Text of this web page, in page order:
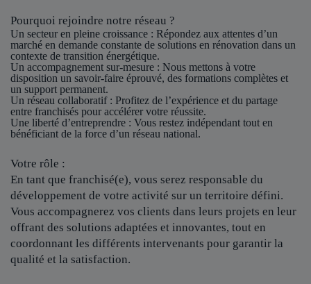
Pourquoi rejoindre notre réseau ?
Un secteur en pleine croissance : Répondez aux attentes d’un
marché en demande constante de solutions en rénovation dans un
contexte de transition énergétique.
Un accompagnement sur-mesure : Nous mettons à votre
disposition un savoir-faire éprouvé, des formations complètes et
un support permanent.
Un réseau collaboratif: Profitez de l’expérience et du partage
entre franchisés pour accélérer votre réussite.
Une liberté d’entreprendre : Vous restez indépendant tout en
bénéficiant de la force d’un réseau national.
Votre rôle :
En tant que franchisé(e), vous serez responsable du
développement de votre activité sur un territoire défini.
Vous accompagnerez vos clients dans leurs projets en leur
offrant des solutions adaptées et innovantes, tout en
coordonnant les différents intervenants pour garantir la
qualité et la satisfaction.